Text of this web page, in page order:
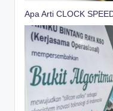
Apa Arti CLOCK